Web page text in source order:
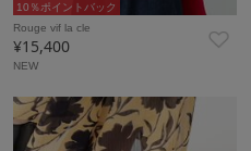
10％ポイントバック
Rouge vif la cle
¥15,400
NEW